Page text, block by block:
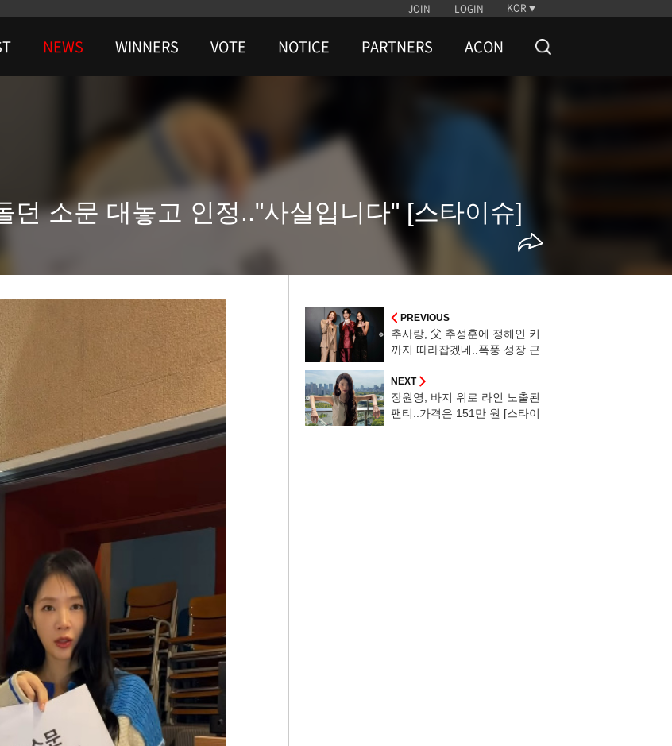
JOIN LOGIN KOR
NEWS WINNERS VOTE NOTICE PARTNERS ACON
던 소문 대놓고 인정.."사실입니다" [스타이슈]
PREVIOUS
추사랑, 父 추성훈에 정해인 키
까지 따라잡겠네..폭풍 성장 근
NEXT
장원영, 바지 위로 라인 노출된
팬티..가격은 151만 원 [스타이